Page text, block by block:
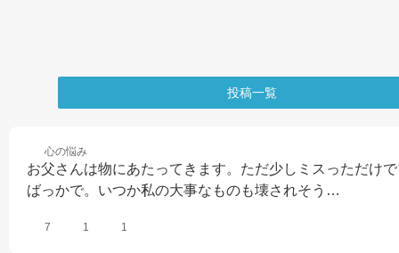
投稿一覧
心の悩み
お父さんは物にあたってきます。ただ少しミスっただけ
ばっかで。いつか私の大事なものも壊されそう…
7 1 1